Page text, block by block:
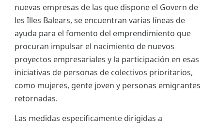
nuevas empresas de las que dispone el Govern de
les Illes Balears, se encuentran varias líneas de
ayuda para el fomento del emprendimiento que
procuran impulsar el nacimiento de nuevos
proyectos empresariales y la participación en esas
iniciativas de personas de colectivos prioritarios,
como mujeres, gente joven y personas emigrantes
retornadas.
Las medidas específicamente dirigidas a